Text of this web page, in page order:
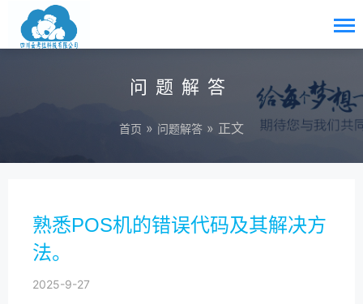
问题解答
首页 » 问题解答 » 正文
熟悉POS机的错误代码及其解决方
法。
2025-9-27